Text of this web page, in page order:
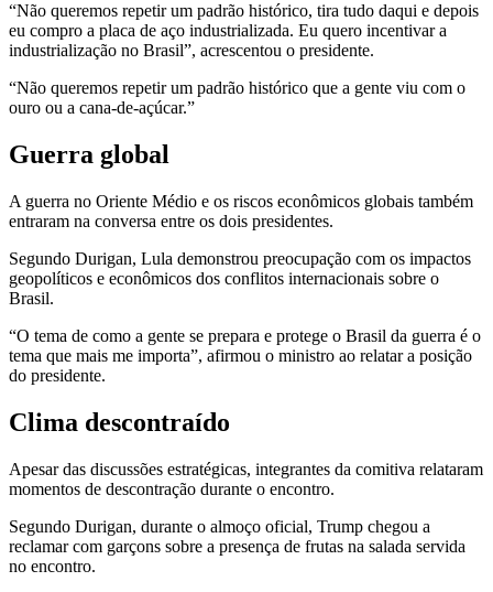
“Não queremos repetir um padrão histórico, tira tudo daqui e depois
eu compro a placa de aço industrializada. Eu quero incentivar a
industrialização no Brasil”, acrescentou o presidente.
“Não queremos repetir um padrão histórico que a gente viu com o
ouro ou a cana-de-açúcar.”
Guerra global
A guerra no Oriente Médio e os riscos econômicos globais também
entraram na conversa entre os dois presidentes.
Segundo Durigan, Lula demonstrou preocupação com os impactos
geopolíticos e econômicos dos conflitos internacionais sobre o
Brasil.
“O tema de como a gente se prepara e protege o Brasil da guerra é o
tema que mais me importa”, afirmou o ministro ao relatar a posição
do presidente.
Clima descontraído
Apesar das discussões estratégicas, integrantes da comitiva relataram
momentos de descontração durante o encontro.
Segundo Durigan, durante o almoço oficial, Trump chegou a
reclamar com garçons sobre a presença de frutas na salada servida
no encontro.